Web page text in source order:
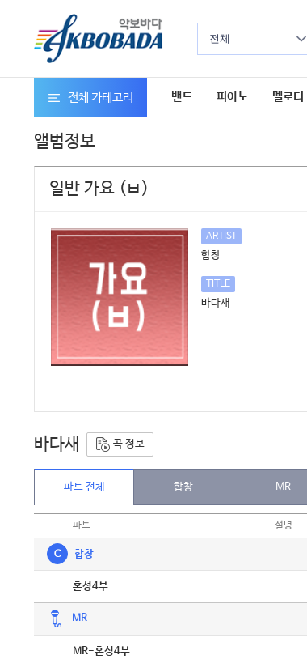
전체
전체 카테고리 밴드 피아노 멜로디
앨범정보
일반 가요 (ㅂ)
ARTIST
합창
TITLE
바다새
바다새 곡 정보
파트 전체 합창 MR
파트 설명
C 합창
혼성4부
MR
MR-혼성4부